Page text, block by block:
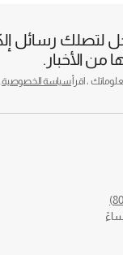
رسائل
من الأخبار.
، اقرأسياسة الخصوصية.